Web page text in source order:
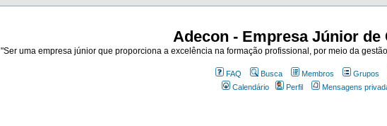
Adecon - Empresa Júnior de
"Ser uma empresa júnior que proporciona a excelência na formação profissional, por meio da
FAQ Busca Membros Grupos
Calendário
Perfil Mensagens